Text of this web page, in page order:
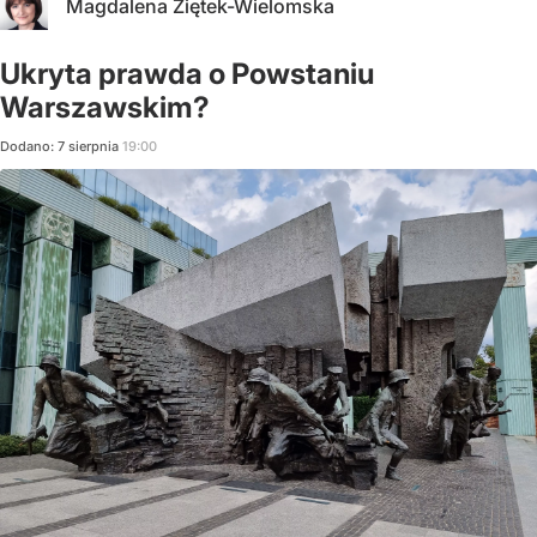
Magdalena Ziętek-Wielomska
Ukryta prawda o Powstaniu
Warszawskim?
Dodano: 7 sierpnia 19:00